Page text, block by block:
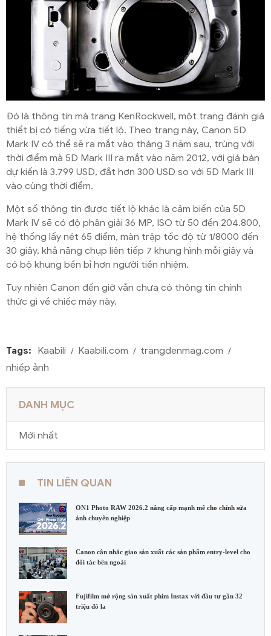
Đó là thông tin mà trang KenRockwell, một trang đánh giá
thiết bị có tiếng vừa tiết lộ. Theo trang này, Canon 5D
Mark IV có thể sẽ ra mắt vào tháng 3 năm sau, trùng với
thời điểm mà 5D Mark III ra mắt vào năm 2012, với giá bán
dự kiến là 3.799 USD, đắt hơn 300 USD so với 5D Mark III
vào cùng thời điểm.
Một số thông tin được tiết lộ khác là cảm biến của 5D
Mark IV sẽ có độ phân giải 36 MP, ISO từ 50 đến 204.800,
hệ thống lấy nét 65 điểm, màn trập tốc độ từ 1/8000 đến
30 giây, khả năng chụp liên tiếp 7 khung hình mỗi giây và
có bộ khung bền bỉ hơn người tiền nhiệm.
Tuy nhiên Canon đến giờ vẫn chưa có thông tin chính
thức gì về chiếc máy này.
Tags: Kaabili Kaabili.com
trangdenmag.com
nhiếp ảnh
DANH MỤC
Mới nhất
TIN LIÊN QUAN
ON1 Photo RAW 2026.2 nâng cấp mạnh mẽ cho chỉnh sửa
ảnh chuyên nghiệp
Canon cân nhắc giao sản xuất các sản phẩm entry-level cho
đối tác bên ngoài
Fujifilm mở rộng sản xuất phim Instax với đầu tư gần 32
triệu đô la